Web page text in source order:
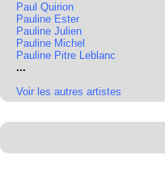
Paul Quirion
Pauline Ester
Pauline Julien
Pauline Michel
Pauline Pitre Leblanc
...
Voir les autres artistes